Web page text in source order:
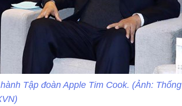
Tập đoàn Apple Tim Cook. (Ảnh: Thống